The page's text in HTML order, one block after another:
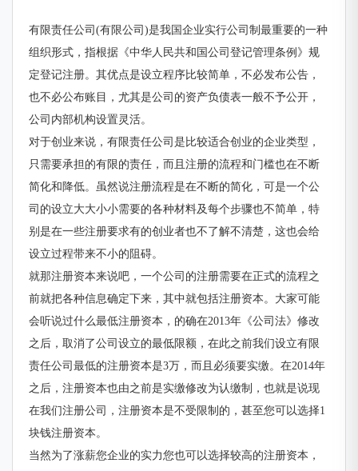
有限责任公司(有限公司)是我国企业实行公司制最重要的一种
组织形式，指根据《中华人民共和国公司登记管理条例》规
定登记注册。其优点是设立程序比较简单，不必发布公告，
也不必公布账目，尤其是公司的资产负债表一般不予公开，
公司内部机构设置灵活。
对于创业来说，有限责任公司是比较适合创业的企业类型，
只需要承担的有限的责任，而且注册的流程和门槛也在不断
简化和降低。虽然说注册流程是在不断的简化，可是一个公
司的设立大大小小需要的各种材料及每个步骤也不简单，特
别是在一些注册要求有的创业者也不了解不清楚，这也会给
设立过程带来不小的阻碍。
就那注册资本来说吧，一个公司的注册需要在正式的流程之
前就把各种信息确定下来，其中就包括注册资本。大家可能
会听说过什么最低注册资本，的确在2013年《公司法》修改
之后，取消了公司设立的最低限额，在此之前我们设立有限
责任公司最低的注册资本是3万，而且必须要实缴。在2014年
之后，注册资本也由之前是实缴修改为认缴制，也就是说现
在我们注册公司，注册资本是不受限制的，甚至您可以选择1
块钱注册资本。
当然为了涨薪您企业的实力您也可以选择较高的注册资本，